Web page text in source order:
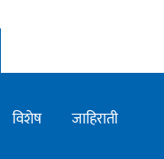
विशेष
जाहिराती